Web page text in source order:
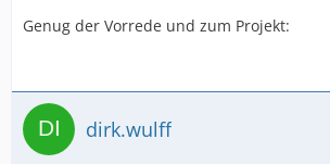
Genug der Vorrede und zum Projekt:
dirk.wulff